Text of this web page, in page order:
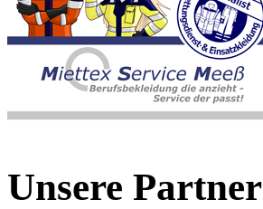
Unsere Partner